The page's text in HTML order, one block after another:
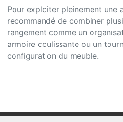
Pour exploiter pleinement une
recommandé de combiner
rangement comme un
armoire coulissante ou un
configuration du meuble.